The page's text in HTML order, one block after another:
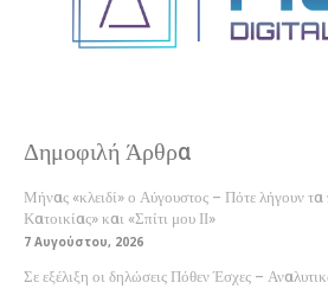
Δημοφιλή Άρθρα
Μήνας «κλειδί» ο Αύγουστος – Πότε λήγουν
Κατοικίας» και «Σπίτι μου ΙΙ»
7 Αυγούστου, 2026
Σε εξέλιξη οι δηλώσεις Πόθεν Έσχες –